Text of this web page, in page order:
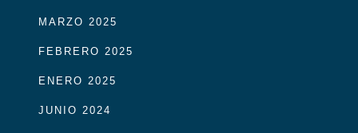
MARZO 2025
FEBRERO 2025
ENERO 2025
JUNIO 2024